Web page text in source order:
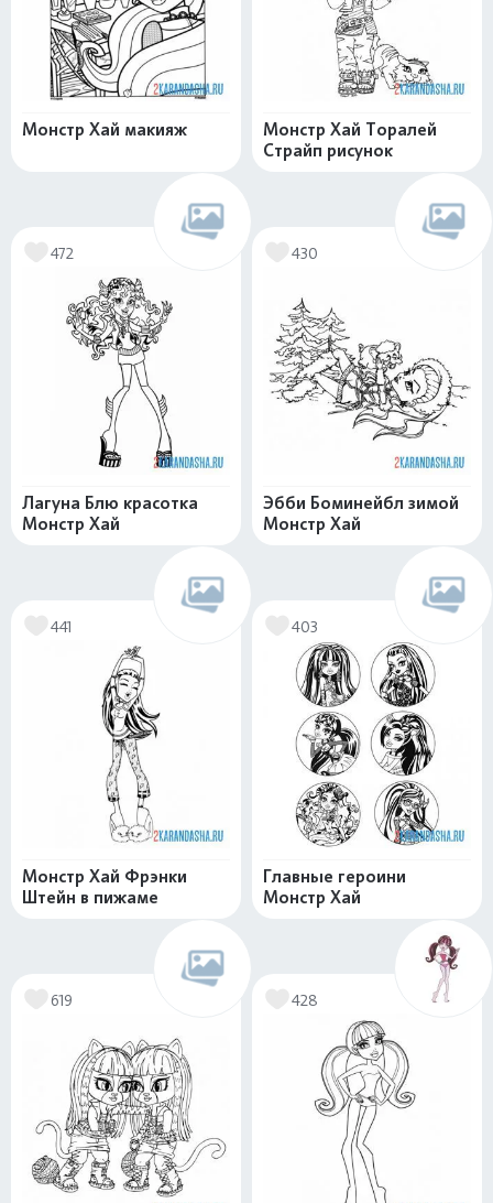
Монстр Хай макияж
Монстр Хай Торалей
Страйп рисунок
472
Лагуна Блю красотка
Монстр Хай
430
Эбби Боминейбл зимой
Монстр Хай
441
Монстр Хай Фрэнки
Штейн в пижаме
403
Главные героини
Монстр Хай
619 428